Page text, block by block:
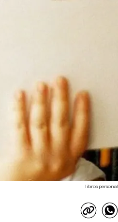
libros